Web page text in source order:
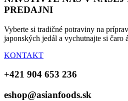
PREDAJNI
Vyberte si tradičné potraviny na
japonských jedál a vychutnajte si čaro
KONTAKT
+421 904 653 236
eshop@asianfoods.sk